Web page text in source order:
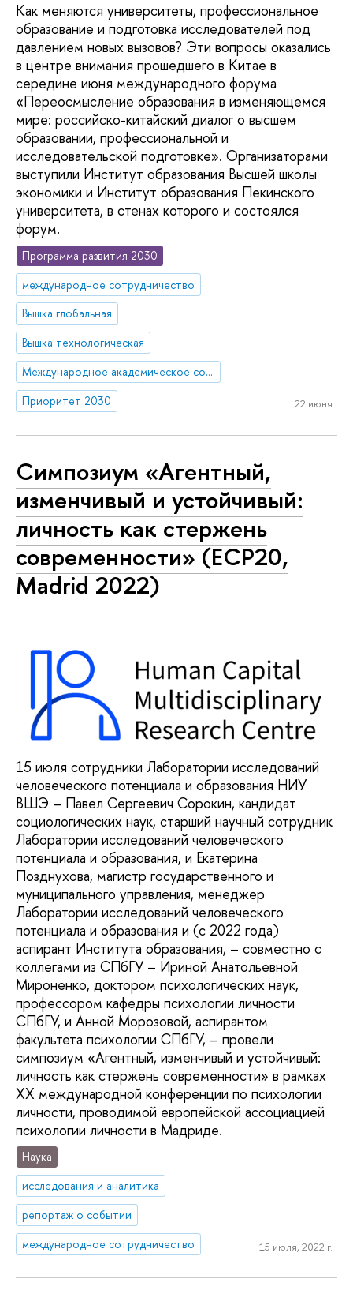
Как меняются университеты, профессиональное
образование и подготовка исследователей под
давлением новых вызовов? Эти вопросы оказались
в центре внимания прошедшего в Китае в
середине июня международного форума
«Переосмысление образования в изменяющемся
мире: российско-китайский диалог о высшем
образовании, профессиональной и
исследовательской подготовке». Организаторами
выступили Институт образования Высшей школы
экономики и Институт образования Пекинского
университета, в стенах которого и состоялся
форум.
Программа развития 2030
международное сотрудничество
Вышка глобальная
Вышка технологическая
Международное академическое сотрудничество
Приоритет 2030
22 июня
Симпозиум «Агентный,
изменчивый и устойчивый:
личность как стержень
современности» (ECP20,
Madrid 2022)
15 июля сотрудники Лаборатории исследований
человеческого потенциала и образования НИУ
ВШЭ – Павел Сергеевич Сорокин, кандидат
социологических наук, старший научный сотрудник
Лаборатории исследований человеческого
потенциала и образования, и Екатерина
Позднухова, магистр государственного и
муниципального управления, менеджер
Лаборатории исследований человеческого
потенциала и образования и (с 2022 года)
аспирант Института образования, – совместно с
коллегами из СПбГУ – Ириной Анатольевной
Мироненко, доктором психологических наук,
профессором кафедры психологии личности
СПбГУ, и Анной Морозовой, аспирантом
факультета психологии СПбГУ, – провели
симпозиум «Агентный, изменчивый и устойчивый:
личность как стержень современности» в рамках
XX международной конференции по психологии
личности, проводимой европейской ассоциацией
психологии личности в Мадриде.
Наука
исследования и аналитика
репортаж о событии
международное сотрудничество
15 июля, 2022 г.